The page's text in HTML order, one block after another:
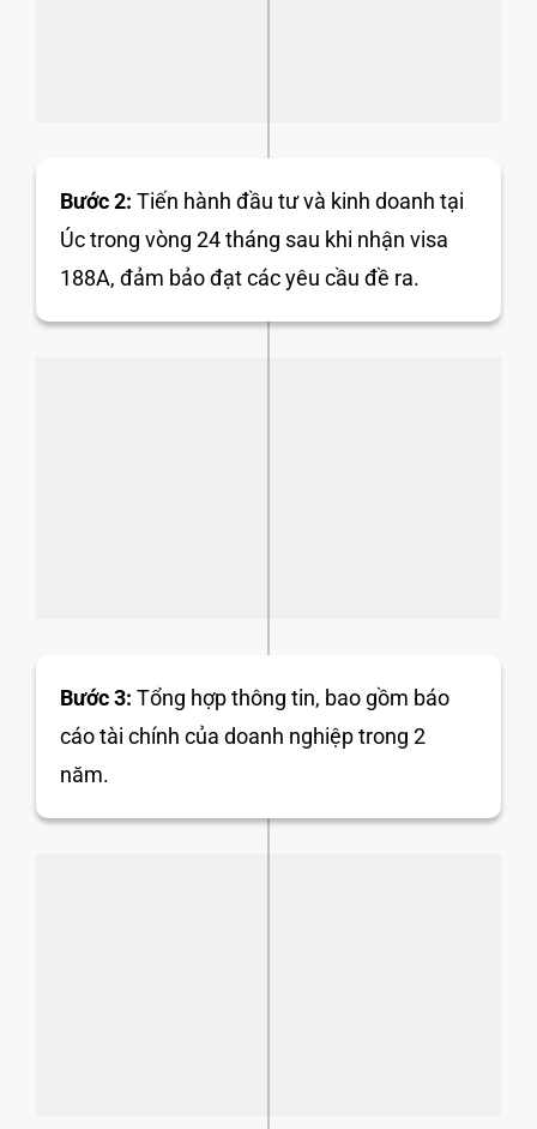
Bước 2: Tiến hành đầu tư và kinh doanh tại
Úc trong vòng 24 tháng sau khi nhận visa
188A, đảm bảo đạt các yêu cầu đề ra.
Bước 3: Tổng hợp thông tin, bao gồm báo
cáo tài chính của doanh nghiệp trong 2
năm.